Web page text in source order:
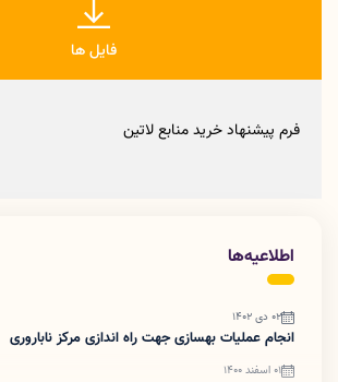
فایل ها
فرم پیشنهاد خرید منابع لاتین
اطلاعیه‌ها
02 دی 1402
انجام عملیات بهسازی جهت راه اندازی مرکز ناباروری
01 اسفند 1400